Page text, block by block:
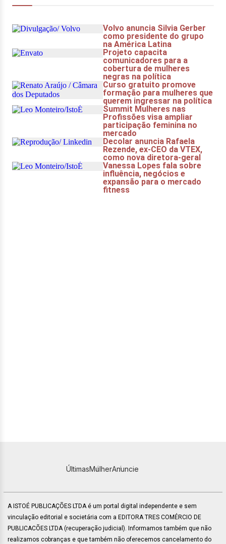
ÚltimasMulherAnuncie
A ISTOÉ PUBLICAÇÕES LTDA é um portal digital independente e sem
vinculação editorial e societária com a EDITORA TRES COMÉRCIO DE
PUBLICACÕES LTDA (recuperação judicial). Informamos também que não
realizamos cobranças e que também não oferecemos cancelamento do